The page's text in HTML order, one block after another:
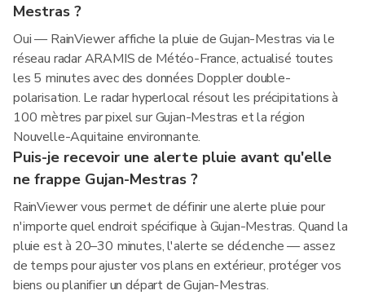
Mestras ?
Oui — RainViewer affiche la pluie de Gujan-Mestras via le
réseau radar ARAMIS de Météo-France, actualisé toutes
les 5 minutes avec des données Doppler double-
polarisation. Le radar hyperlocal résout les précipitations à
100 mètres par pixel sur Gujan-Mestras et la région
Nouvelle-Aquitaine environnante.
Puis-je recevoir une alerte pluie avant qu'elle
ne frappe Gujan-Mestras ?
RainViewer vous permet de définir une alerte pluie pour
n'importe quel endroit spécifique à Gujan-Mestras. Quand la
pluie est à 20–30 minutes, l'alerte se déclenche — assez
de temps pour ajuster vos plans en extérieur, protéger vos
biens ou planifier un départ de Gujan-Mestras.